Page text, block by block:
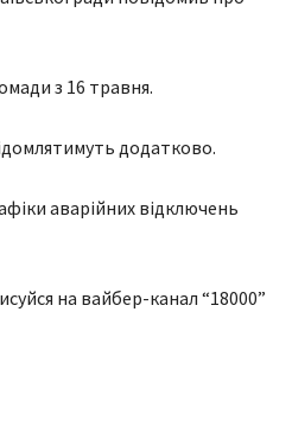
з 16 травня.
додатково.
аварійних відключень
на вайбер-канал “18000”